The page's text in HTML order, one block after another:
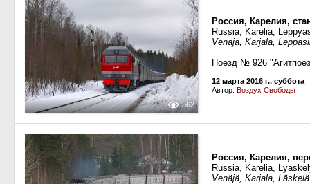
562
Россия, Карелия,
Russia, Karelia,
Venäjä, Karjala,
Поезд № 926
12 марта 2016 г., суббота
Автор: Воздух Свободы
Россия, Карелия,
Russia, Karelia,
Venäjä, Karjala,